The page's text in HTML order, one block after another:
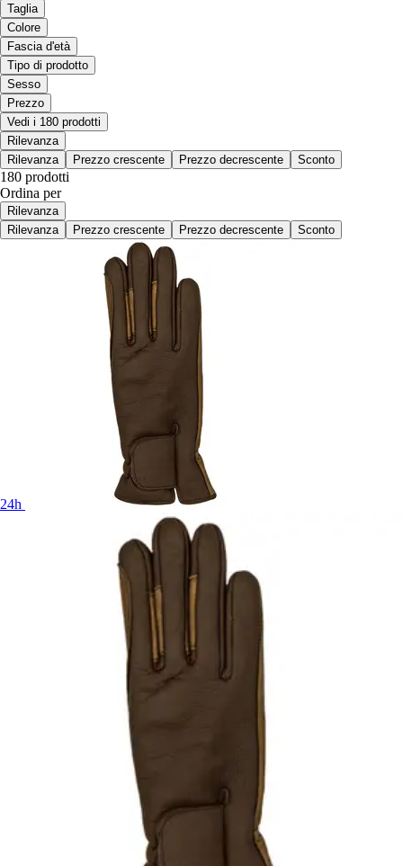
Taglia
Colore
Fascia d'età
Tipo di prodotto
Sesso
Prezzo
Vedi i 180 prodotti
Rilevanza
Rilevanza
Prezzo crescente Prezzo decrescente Sconto
180 prodotti
Ordina per
Rilevanza
Rilevanza
Prezzo crescente Prezzo decrescente Sconto
24h